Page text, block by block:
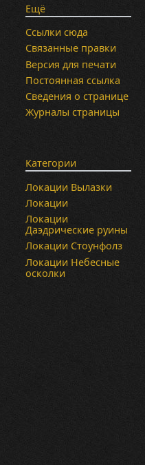
Ещё
Ссылки сюда
Связанные правки
Версия для печати
Постоянная ссылка
Сведения о странице
Журналы страницы
Категории
Локации Вылазки
Локации
Локации
Даэдрические руины
Локации Стоунфолз
Локации Небесные
осколки